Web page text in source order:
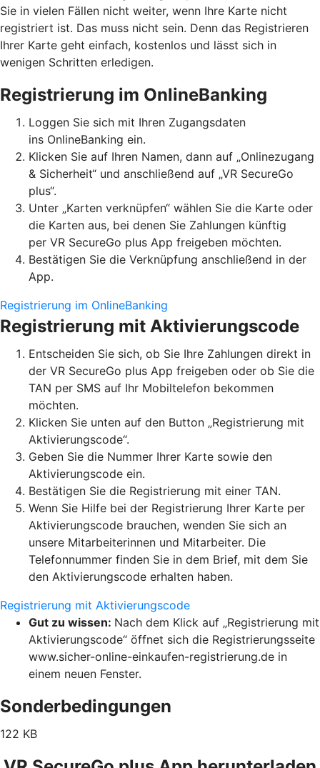
Sie in vielen Fällen nicht weiter, wenn Ihre Karte nicht
registriert ist. Das muss nicht sein. Denn das Registrieren
Ihrer Karte geht einfach, kostenlos und lässt sich in
wenigen Schritten erledigen.
Registrierung im OnlineBanking
Loggen Sie sich mit Ihren Zugangsdaten
ins OnlineBanking ein.
Klicken Sie auf Ihren Namen, dann auf „Onlinezugang
& Sicherheit“ und anschließend auf „VR SecureGo
plus“.
Unter „Karten verknüpfen“ wählen Sie die Karte oder
die Karten aus, bei denen Sie Zahlungen künftig
per VR SecureGo plus App freigeben möchten.
Bestätigen Sie die Verknüpfung anschließend in der
App.
Registrierung im OnlineBanking
Registrierung mit Aktivierungscode
Entscheiden Sie sich, ob Sie Ihre Zahlungen direkt in
der VR SecureGo plus App freigeben oder ob Sie die
TAN per SMS auf Ihr Mobiltelefon bekommen
möchten.
Klicken Sie unten auf den Button „Registrierung mit
Aktivierungscode“.
Geben Sie die Nummer Ihrer Karte sowie den
Aktivierungscode ein.
Bestätigen Sie die Registrierung mit einer TAN.
Wenn Sie Hilfe bei der Registrierung Ihrer Karte per
Aktivierungscode brauchen, wenden Sie sich an
unsere Mitarbeiterinnen und Mitarbeiter. Die
Telefonnummer finden Sie in dem Brief, mit dem Sie
den Aktivierungscode erhalten haben.
Registrierung mit Aktivierungscode
Gut zu wissen: Nach dem Klick auf „Registrierung mit
Aktivierungscode“ öffnet sich die Registrierungsseite
www.sicher-online-einkaufen-registrierung.de in
einem neuen Fenster.
Sonderbedingungen
122 KB